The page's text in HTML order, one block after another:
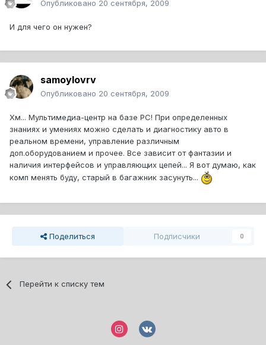
Опубликовано 20 сентября, 2009
И для чего он нужен?
samoylovrv
Опубликовано 20 сентября, 2009
Хм... Мультимедиа-центр на базе PC! При определенных
знаниях и умениях можно сделать и диагностику авто в
реальном времени, управление различным
доп.оборудованием и прочее. Все зависит от фантазии и
наличия интерфейсов и управляющих цепей... Я вот думаю, как
комп менять буду, старый в багажник засунуть...
Поделиться Подписчики 0
Перейти к списку тем